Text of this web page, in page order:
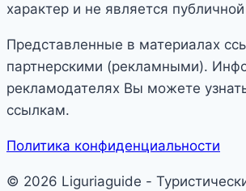
характер и не является
Представленные в материалах
партнерскими (рекламными).
рекламодателях Вы можете
ссылкам.
Политика конфиденциальности
© 2026 Liguriaguide -